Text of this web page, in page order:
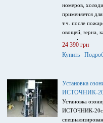
номеров,
применяется
т.ч. после
овощей, зерна,
дезинфекции
24 390 грн
Купить
Установка
ИСТОЧНИК-
Установка
ИСТОЧНИК-20ст